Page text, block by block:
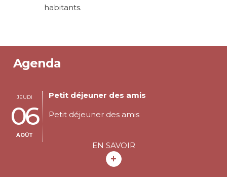
habitants.
Agenda
JEUDI
06
AOÛT
Petit déjeuner des amis
Petit déjeuner des amis
EN SAVOIR